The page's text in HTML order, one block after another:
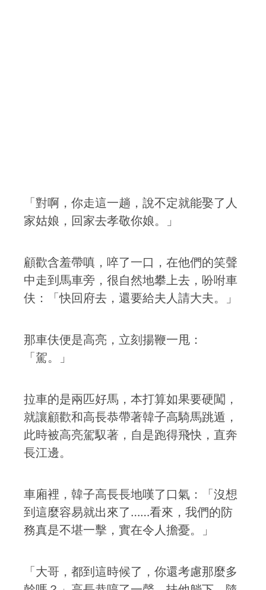
「對啊，你走這一趟，說不定就能娶了人
家姑娘，回家去孝敬你娘。」
顧歡含羞帶嗔，啐了一口，在他們的笑聲
中走到馬車旁，很自然地攀上去，吩咐車
伕：「快回府去，還要給夫人請大夫。」
那車伕便是高亮，立刻揚鞭一甩：
「駕。」
拉車的是兩匹好馬，本打算如果要硬闖，
就讓顧歡和高長恭帶著韓子高騎馬跳遁，
此時被高亮駕馭著，自是跑得飛快，直奔
長江邊。
車廂裡，韓子高長長地嘆了口氣：「沒想
到這麼容易就出來了……看來，我們的防
務真是不堪一擊，實在令人擔憂。」
「大哥，都到這時候了，你還考慮那麼多